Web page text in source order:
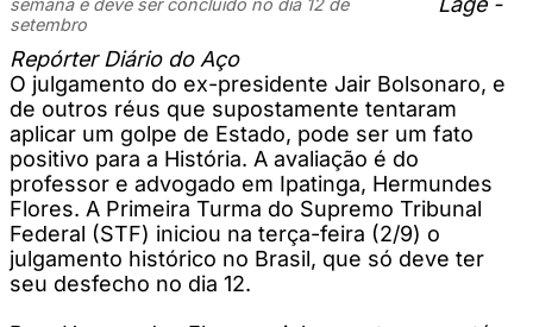
setembro
Repórter Diário do Aço
O julgamento do ex-presidente Jair Bolsonaro, e
de outros réus que supostamente tentaram
aplicar um golpe de Estado, pode ser um fato
positivo para a História. A avaliação é do
professor e advogado em Ipatinga, Hermundes
Flores. A Primeira Turma do Supremo Tribunal
Federal (STF) iniciou na terça-feira (2/9) o
julgamento histórico no Brasil, que só deve ter
seu desfecho no dia 12.